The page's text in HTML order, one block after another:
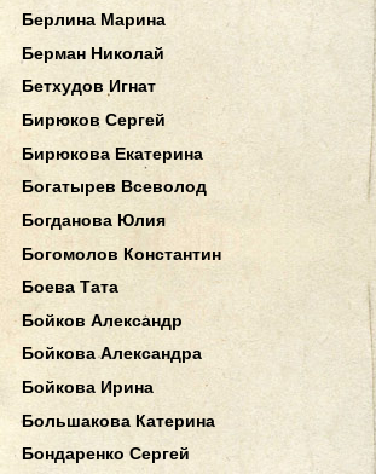
Берлина Марина
Берман Николай
Бетхудов Игнат
Бирюков Сергей
Бирюкова Екатерина
Богатырев Всеволод
Богданова Юлия
Богомолов Константин
Боева Тата
Бойков Александр
Бойкова Александра
Бойкова Ирина
Большакова Катерина
Бондаренко Сергей